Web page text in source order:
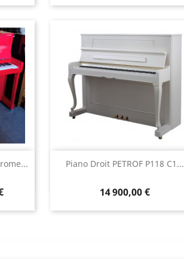
Piano Droit PETROF P118 C1...
14 900,00 €
Aperçu rapide